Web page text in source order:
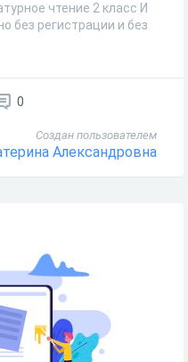
чтение 2 класс И
без регистрации и без
0
Создан пользователем
Александровна